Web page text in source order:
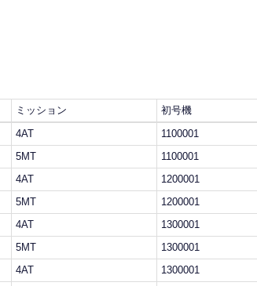
ミッション 初号機
4AT 1100001
5MT 1100001
4AT 1200001
5MT 1200001
4AT 1300001
5MT 1300001
4AT 1300001